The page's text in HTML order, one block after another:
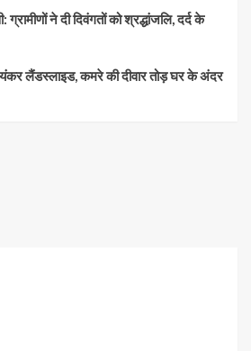
ने दी दिवंगतों को श्रद्धांजलि, दर्द के
लैंडस्लाइड, कमरे की दीवार तोड़ घर के अंदर